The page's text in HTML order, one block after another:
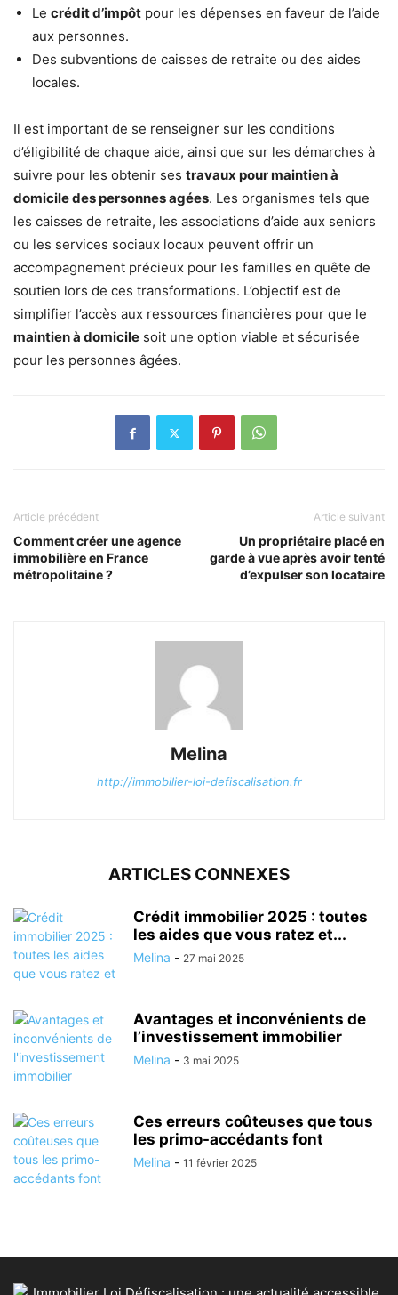
Le crédit d’impôt pour les dépenses en faveur de l’aide
aux personnes.
Des subventions de caisses de retraite ou des aides
locales.
Il est important de se renseigner sur les conditions
d’éligibilité de chaque aide, ainsi que sur les démarches à
suivre pour les obtenir ses travaux pour maintien à
domicile des personnes agées. Les organismes tels que
les caisses de retraite, les associations d’aide aux seniors
ou les services sociaux locaux peuvent offrir un
accompagnement précieux pour les familles en quête de
soutien lors de ces transformations. L’objectif est de
simplifier l’accès aux ressources financières pour que le
maintien à domicile soit une option viable et sécurisée
pour les personnes âgées.
Article précédent
Comment créer une agence
immobilière en France
métropolitaine ?
Article suivant
Un propriétaire placé en
garde à vue après avoir tenté
d’expulser son locataire
Melina
http://immobilier-loi-defiscalisation.fr
ARTICLES CONNEXES
Crédit immobilier 2025 : toutes
les aides que vous ratez et...
Melina - 27 mai 2025
Avantages et inconvénients de
l’investissement immobilier
Melina - 3 mai 2025
Ces erreurs coûteuses que tous
les primo-accédants font
Melina - 11 février 2025